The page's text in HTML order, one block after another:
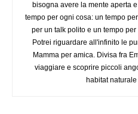
bisogna avere la mente aperta
tempo per ogni cosa: un tempo
per un talk polito e un tempo
Potrei riguardare all'infinito le
Mamma per amica. Divisa fra
viaggiare e scoprire piccoli
habitat